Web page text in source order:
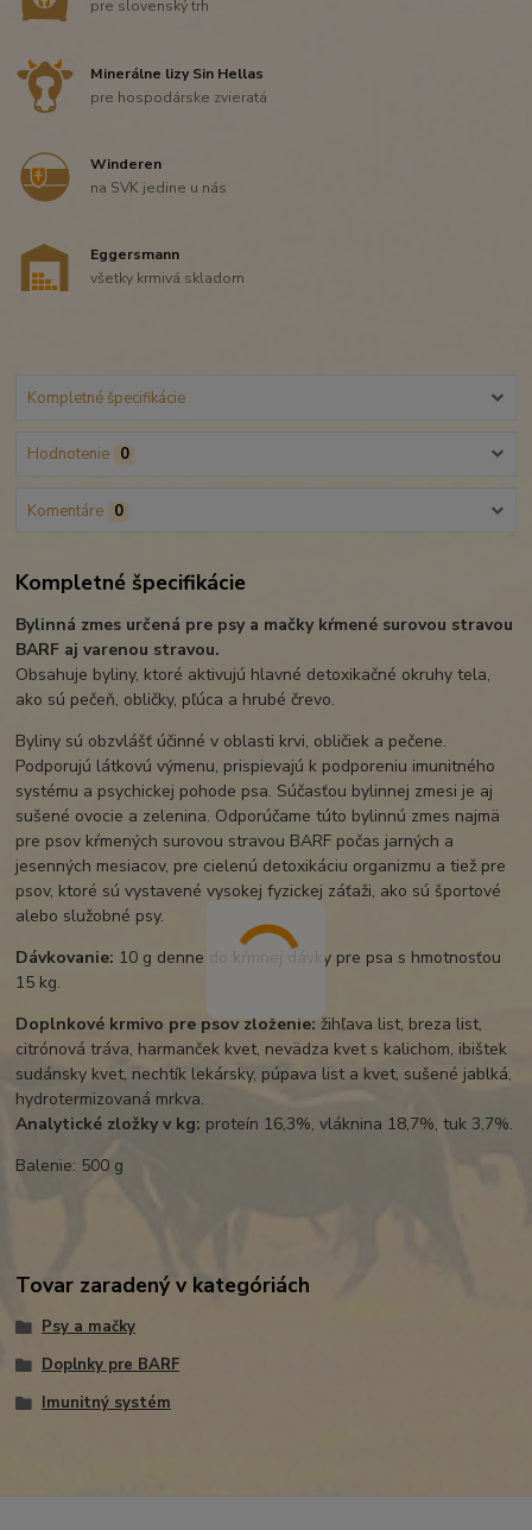
pre slovenský trh
Minerálne lizy Sin Hellas
pre hospodárske zvieratá
Winderen
na SVK jedine u nás
Eggersmann
všetky krmivá skladom
Kompletné špecifikácie
Hodnotenie 0
Komentáre 0
Kompletné špecifikácie
Bylinná zmes určená pre psy a mačky kŕmené surovou stravou
BARF aj varenou stravou.
Obsahuje byliny, ktoré aktivujú hlavné detoxikačné okruhy tela,
ako sú pečeň, obličky, pľúca a hrubé črevo.
Byliny sú obzvlášť účinné v oblasti krvi, obličiek a pečene.
Podporujú látkovú výmenu, prispievajú k podporeniu imunitného
systému a psychickej pohode psa. Súčasťou bylinnej zmesi je aj
sušené ovocie a zelenina. Odporúčame túto bylinnú zmes najmä
pre psov kŕmených surovou stravou BARF počas jarných a
jesenných mesiacov, pre cielenú detoxikáciu organizmu a tiež pre
psov, ktoré sú vystavené vysokej fyzickej záťaži, ako sú športové
alebo služobné psy.
Dávkovanie: 10 g denne do kŕmnej dávky pre psa s hmotnosťou
15 kg.
Doplnkové krmivo pre psov zloženie:žihľava list, breza list,
citrónová tráva, harmanček kvet, nevädza kvet s kalichom, ibištek
sudánsky kvet, nechtík lekársky, púpava list a kvet, sušené jablká,
hydrotermizovaná mrkva.
Analytické zložky v kg: proteín 16,3%, vláknina 18,7%, tuk 3,7%.
Balenie: 500 g
Tovar zaradený v kategóriách
Psy a mačky
Doplnky pre BARF
Imunitný systém